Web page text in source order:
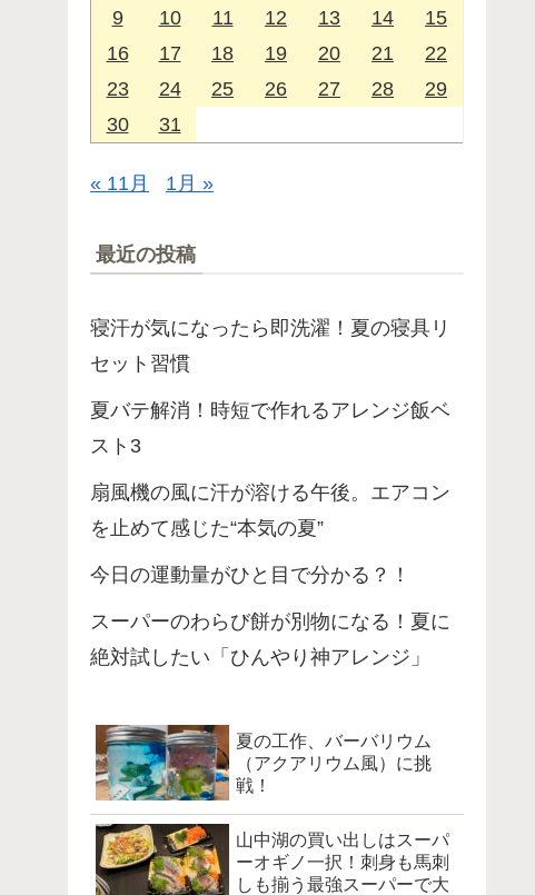
9
10 11 12 13 14
15
16
17 18 19 20 21
22
23
24 25 26 27 28
29
30
31
« 11月 1月 »
最近の投稿
寝汗が気になったら即洗濯！夏の寝具リ
セット習慣
夏バテ解消！時短で作れるアレンジ飯ベ
スト3
扇風機の風に汗が溶ける午後。エアコン
を止めて感じた“本気の夏”
今日の運動量がひと目で分かる？！
スーパーのわらび餅が別物になる！夏に
絶対試したい「ひんやり神アレンジ」
夏の工作、バーバリウム
（アクアリウム風）に挑
戦！
山中湖の買い出しはスーパ
ーオギノ一択！刺身も馬刺
しも揃う最強スーパーで大